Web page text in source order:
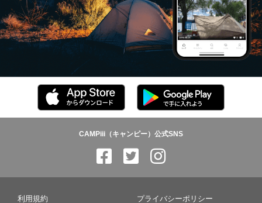
CAMPiii（キャンピー）公式SNS
利用規約 プライバシーポリシー